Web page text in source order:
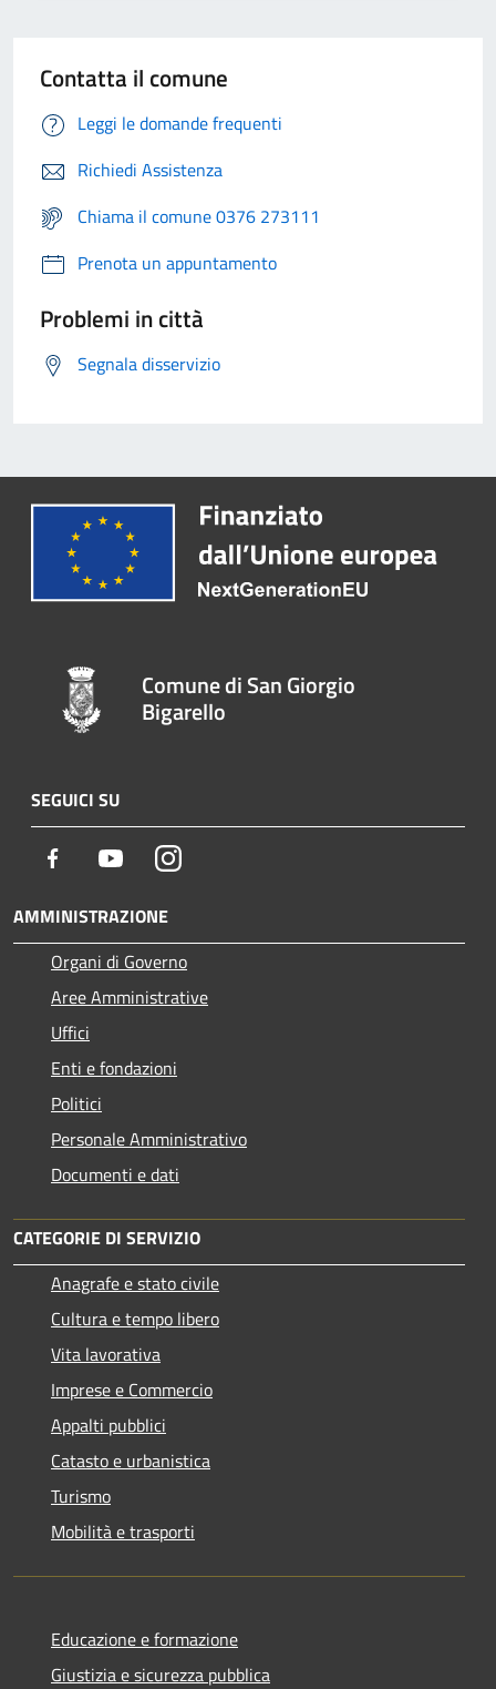
Contatta il comune
Leggi le domande frequenti
Richiedi Assistenza
Chiama il comune 0376 273111
Prenota un appuntamento
Problemi in città
Segnala disservizio
Comune di San Giorgio
Bigarello
SEGUICI SU
Facebook YoutubeInstagram
AMMINISTRAZIONE
Organi di Governo
Aree Amministrative
Uffici
Enti e fondazioni
Politici
Personale Amministrativo
Documenti e dati
CATEGORIE DI SERVIZIO
Anagrafe e stato civile
Cultura e tempo libero
Vita lavorativa
Imprese e Commercio
Appalti pubblici
Catasto e urbanistica
Turismo
Mobilità e trasporti
Educazione e formazione
Giustizia e sicurezza pubblica